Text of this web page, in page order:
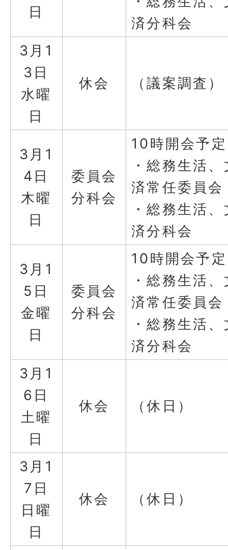
日
済分科会
3月1
3日
水曜
日
休会 （議案調査）
3月1
4日
木曜
日
委員会
分科会
10時開会予定
・総務生活
済常任委員会
・総務生活
済分科会
3月1
5日
金曜
日
委員会
分科会
10時開会予定
・総務生活
済常任委員会
・総務生活
済分科会
3月1
6日
土曜
日
休会 （休日）
3月1
7日
日曜
日
休会 （休日）